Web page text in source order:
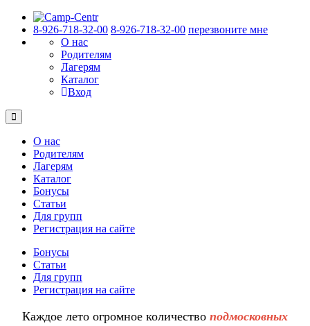
8-926-718-32-00 8-926-718-32-00 перезвоните мне
О нас
Родителям
Лагерям
Каталог
Вход
О нас
Родителям
Лагерям
Каталог
Бонусы
Статьи
Для групп
Регистрация на сайте
Бонусы
Статьи
Для групп
Регистрация на сайте
Каждое лето огромное количество подмосковных